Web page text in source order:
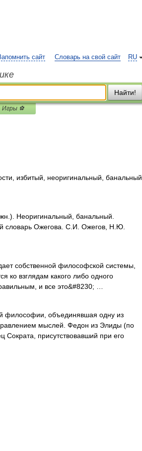
RU
сайт Словарь на свой сайт
Найти!
Игры ⚽
избитый, неоригинальный, банальный.
Неоригинальный, банальный.
словарь Ожегова. С.И. Ожегов, Н.Ю.
собственной философской системы,
ко взглядам какого либо одного
и все это&#8230; …
философии, объединявшая одну из
мыслей. Федон из Элиды (по
Сократа, присутствовавший при его